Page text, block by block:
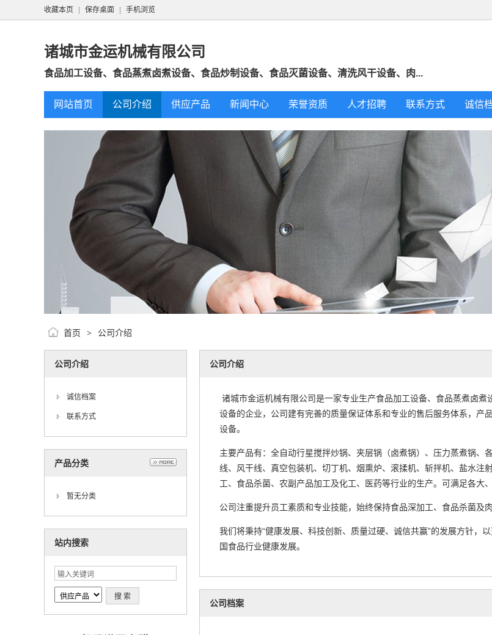
收藏本页 保存桌面 手机浏览
诸城市金运机械有限公司
食品加工设备、食品蒸煮卤煮设备、食品炒制设备、食品灭菌设备、清洗风干设备、肉...
网站首页 公司介绍 供应产品 新闻中心 荣誉资质 人才招聘 联系方式 诚信
首页 > 公司介绍
公司介绍
诚信档案
联系方式
产品分类
暂无分类
站内搜索
公司介绍
诸城市金运机械有限公司是一家专业生产食品加工设备、食品蒸煮卤
设备的企业，公司建有完善的质量保证体系和专业的售后服务体系，
设备。
主要产品有：全自动行星搅拌炒锅、夹层锅（卤煮锅）、压力蒸煮锅
线、风干线、真空包装机、切丁机、烟熏炉、滚揉机、斩拌机、盐水
工、食品杀菌、农副产品加工及化工、医药等行业的生产。可满足各大
公司注重提升员工素质和专业技能，始终保持食品深加工、食品杀菌及
我们将秉持“健康发展、科技创新、质量过硬、诚信共赢”的发展方针，
国食品行业健康发展。
公司档案